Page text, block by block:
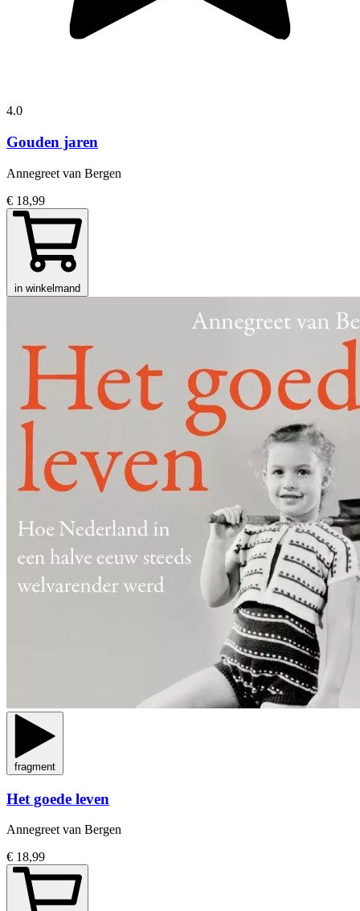
4.0
Gouden jaren
Annegreet van Bergen
€ 18,99
in winkelmand
fragment
Het goede leven
Annegreet van Bergen
€ 18,99